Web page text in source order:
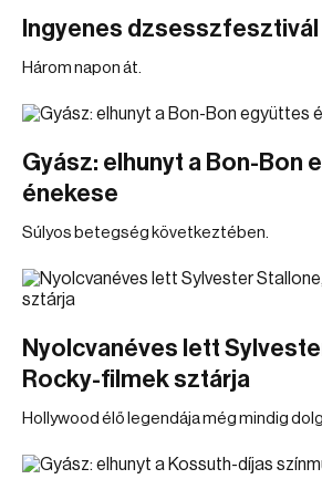
Ingyenes
Három napon át.
Gyász: elhunyt a Bon-Bon
énekese
Súlyos betegség következtében.
Nyolcvanéves lett
Rocky-filmek sztárja
Hollywood élő legendája még mindig